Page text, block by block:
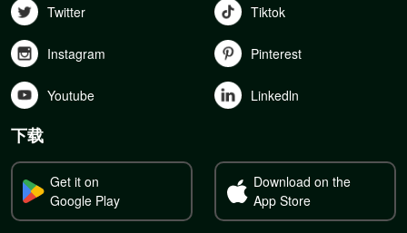
Twitter Tiktok
Instagram Pinterest
Youtube Linkedln
下载
Get it on
Google Play
Download on the
App Store